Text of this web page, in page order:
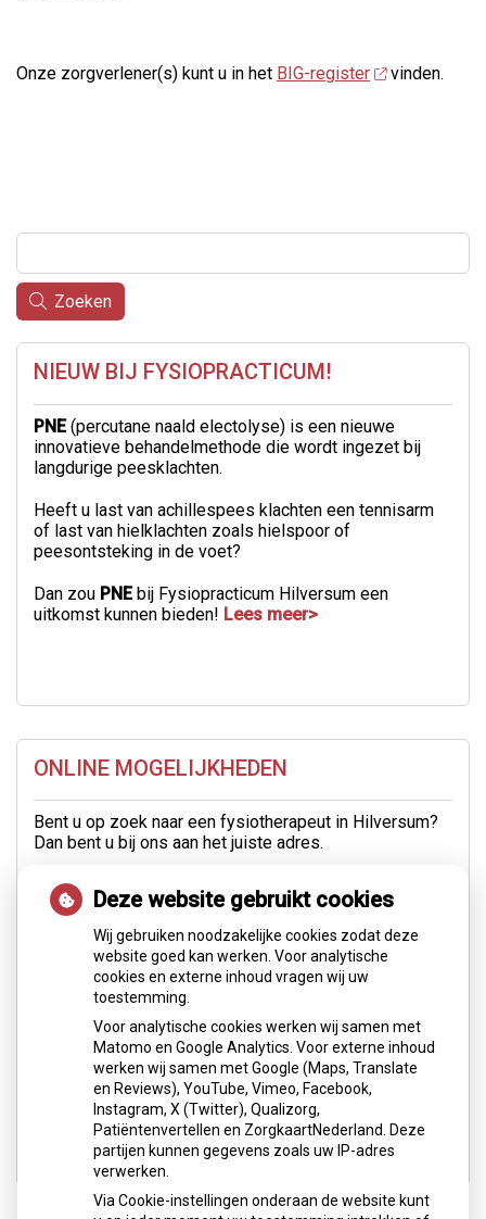
Onze zorgverlener(s) kunt u in het BIG-register vinden.
Zoeken
NIEUW BIJ FYSIOPRACTICUM!
PNE(percutane naald electolyse) is een nieuwe
innovatieve behandelmethode die wordt ingezet bij
langdurige peesklachten.
Heeft u last van achillespees klachten een tennisarm
of last van hielklachten zoals hielspoor of
peesontsteking in de voet?
Dan zou PNEbij Fysiopracticum Hilversum een
uitkomst kunnen bieden! Lees meer>
ONLINE MOGELIJKHEDEN
Bent u op zoek naar een fysiotherapeut in Hilversum?
Dan bent u bij ons aan het juiste adres.
U kunt zich via deze site gemakkelijk
online
inschrijven of online een afspraak inplannen.
Uiteraard kunt u ons ook bellen op 035 6247215 of
mail naarinfo@fysiopracticum.com.
webshop
kunt u braces en andere materialen
bestellen.
Deze website gebruikt cookies
Wij gebruiken noodzakelijke cookies zodat deze
website goed kan werken. Voor analytische
cookies en externe inhoud vragen wij uw
toestemming.
Voor analytische cookies werken wij samen met
Matomo en Google Analytics. Voor externe inhoud
werken wij samen met Google (Maps, Translate
en Reviews), YouTube, Vimeo, Facebook,
Instagram, X (Twitter), Qualizorg,
Patiëntenvertellen en ZorgkaartNederland. Deze
partijen kunnen gegevens zoals uw IP-adres
verwerken.
Via Cookie-instellingen onderaan de website kunt